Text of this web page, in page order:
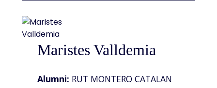
Maristes Valldemia
Alumni: RUT MONTERO CATALAN